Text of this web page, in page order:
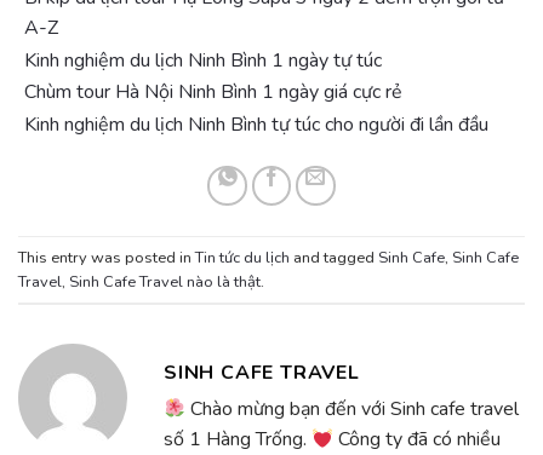
A-Z
Kinh nghiệm du lịch Ninh Bình 1 ngày tự túc
Chùm tour Hà Nội Ninh Bình 1 ngày giá cực rẻ
Kinh nghiệm du lịch Ninh Bình tự túc cho người đi lần đầu
This entry was posted inTin tức du lịch and tagged Sinh Cafe, Sinh Cafe
Travel, Sinh Cafe Travel nào là thật.
SINH CAFE TRAVEL
Chào mừng bạn đến với Sinh cafe travel
số 1 Hàng Trống.
Công ty đã có nhiều